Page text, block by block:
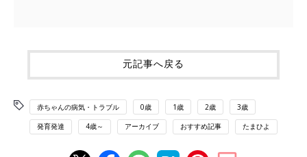
元記事へ戻る
赤ちゃんの病気・トラブル 0歳 1歳 2歳 3歳
発育発達 4歳～ アーカイブ おすすめ記事 たまひよ